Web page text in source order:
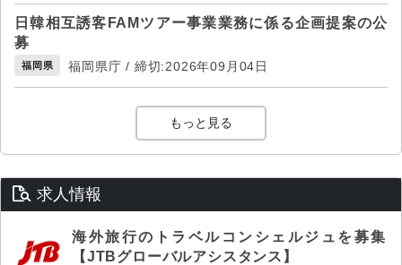
日韓相互誘客FAMツアー事業業務に係る企画提案の公
募
福岡県 福岡県庁 / 締切:2026年09月04日
もっと見る
求人情報
海外旅行のトラベルコンシェルジュを募集
【JTBグローバルアシスタンス】